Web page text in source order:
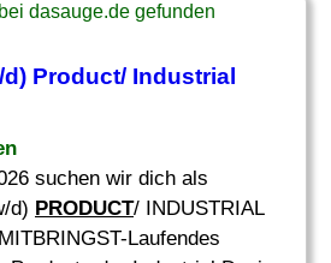
dasauge.de gefunden
d) Product/ Industrial
suchen wir dich als
d) PRODUCT/ INDUSTRIAL
Laufendes